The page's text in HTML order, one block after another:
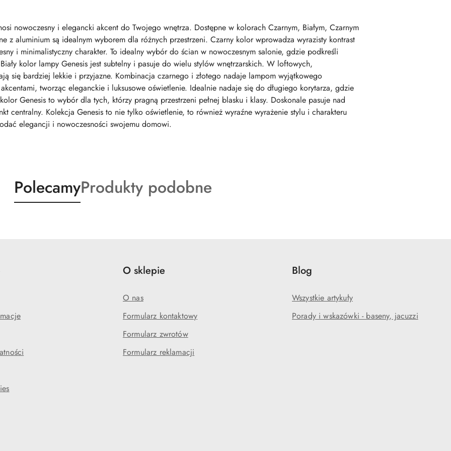
nowoczesny i elegancki akcent do Twojego wnętrza. Dostępne w kolorach Czarnym, Białym, Czarnym
z aluminium są idealnym wyborem dla różnych przestrzeni. Czarny kolor wprowadza wyrazisty kontrast
i minimalistyczny charakter. To idealny wybór do ścian w nowoczesnym salonie, gdzie podkreśli
kolor lampy Genesis jest subtelny i pasuje do wielu stylów wnętrzarskich. W loftowych,
się bardziej lekkie i przyjazne. Kombinacja czarnego i złotego nadaje lampom wyjątkowego
tworząc eleganckie i luksusowe oświetlenie. Idealnie nadaje się do długiego korytarza, gdzie
Genesis to wybór dla tych, którzy pragną przestrzeni pełnej blasku i klasy. Doskonale pasuje nad
centralny. Kolekcja Genesis to nie tylko oświetlenie, to również wyraźne wyrażenie stylu i charakteru
elegancji i nowoczesności swojemu domowi.
Produkty
o
PolecamyProdukty
o
Produkty podobne
O sklepie
O nas
Formularz kontaktowy
Formularz zwrotów
Formularz reklamacji
Blog
Wszystkie artykuły
Porady i wskazówki - baseny, jacuzzi